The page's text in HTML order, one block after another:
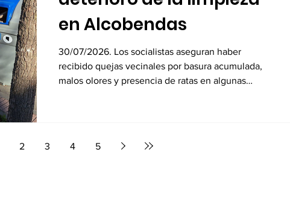
en Alcobendas
30/07/2026. Los socialistas aseguran haber
recibido quejas vecinales por basura acumulada,
malos olores y presencia de ratas en algunas
2 3 4 5